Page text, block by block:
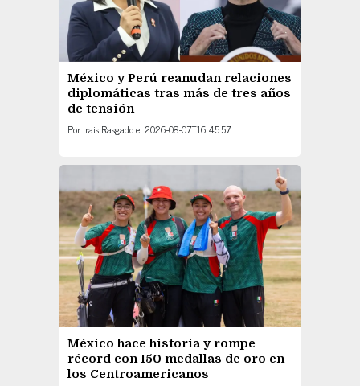
México y Perú reanudan relaciones
diplomáticas tras más de tres años
de tensión
Por Irais Rasgadoel 2026-08-07T16:45:57
México hace historia y rompe
récord con 150 medallas de oro en
los Centroamericanos